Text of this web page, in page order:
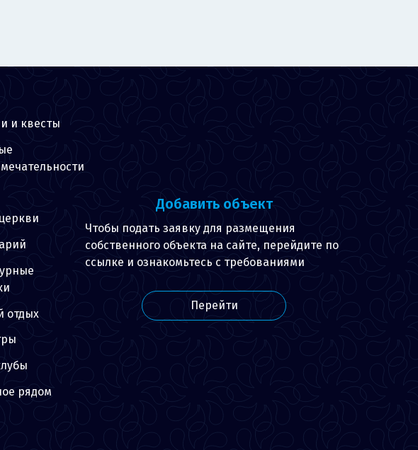
и квесты
отдых
рядом
Добавить объект
Чтобы подать заявку для размещения
собственного объекта на сайте, перейдите по
ссылке и ознакомьтесь с требованиями
Перейти